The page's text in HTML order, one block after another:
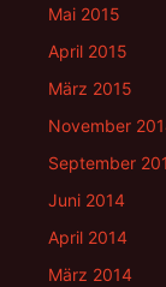
Mai 2015
April 2015
März 2015
November
September
Juni 2014
April 2014
März 2014